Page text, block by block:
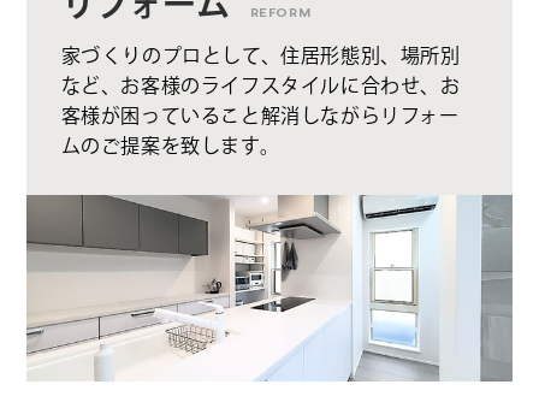
REFORM
家づくりのプロとして、住居形態別、場所別
など、お客様のライフスタイルに合わせ、お
客様が困っていること解消しながらリフォー
ムのご提案を致します。